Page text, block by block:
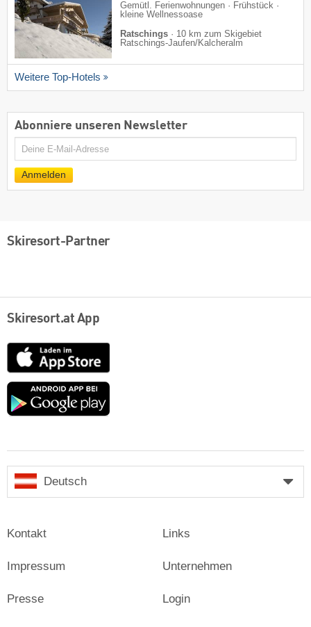
Gemütl. Ferienwohnungen · Frühstück ·
kleine Wellnessoase
Ratschings · 10 km zum Skigebiet
Ratschings-Jaufen/​Kalcheralm
Weitere Top-Hotels
Abonniere unseren Newsletter
E-
Mail
Anmelden
Skiresort-Partner
Skiresort.at App
App
Store
Google
Deutsch
Kontakt
Impressum
Presse
Links
Unternehmen
Login